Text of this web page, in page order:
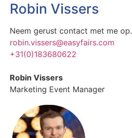
Robin Vissers
Neem gerust contact met me op.
robin.vissers@easyfairs.com
+31(0)183680622
Robin Vissers
Marketing Event Manager